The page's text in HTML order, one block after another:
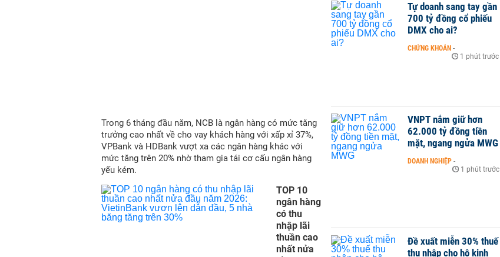
Trong 6 tháng đầu năm, NCB là ngân hàng có mức tăng
trưởng cao nhất về cho vay khách hàng với xấp xỉ 37%,
VPBank và HDBank vượt xa các ngân hàng khác với
mức tăng trên 20% nhờ tham gia tái cơ cấu ngân hàng
yếu kém.
TOP 10
ngân hàng
có thu
nhập lãi
thuần cao
nhất nửa
Tự doanh sang tay gần
700 tỷ đồng cổ phiếu
DMX cho ai?
CHỨNG KHOÁN -
1 phút trước
VNPT nắm giữ hơn
62.000 tỷ đồng tiền
mặt, ngang ngửa MWG
DOANH NGHIỆP -
1 phút trước
Đề xuất miễn 30% thuế
thu nhập cho hộ kinh